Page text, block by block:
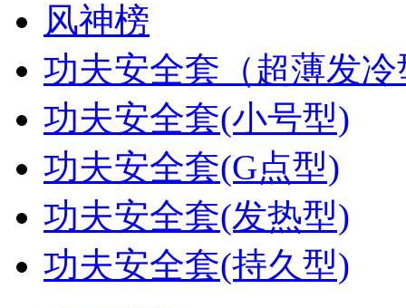
风神榜
功夫安全套（超薄发冷
功夫安全套(小号型)
功夫安全套(G点型)
功夫安全套(发热型)
功夫安全套(持久型)